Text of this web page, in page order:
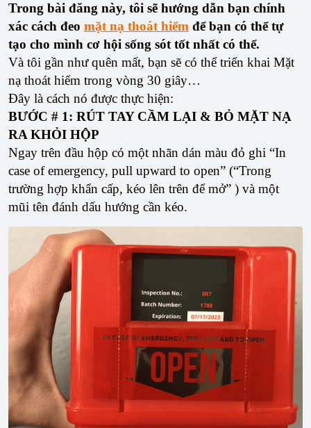
Trong bài đăng này, tôi sẽ hướng dẫn bạn chính
xác cách đeo mặt nạ thoát hiểm để bạn có thể tự
tạo cho mình cơ hội sống sót tốt nhất có thể.
Và tôi gần như quên mất, bạn sẽ có thể triển khai Mặt
nạ thoát hiểm trong vòng 30 giây…
Đây là cách nó được thực hiện:
BƯỚC # 1: RÚT TAY CẦM LẠI & BỎ MẶT NẠ
RA KHỎI HỘP
Ngay trên đầu hộp có một nhãn dán màu đỏ ghi “In
case of emergency, pull upward to open” (“Trong
trường hợp khẩn cấp, kéo lên trên để mở” ) và một
mũi tên đánh dấu hướng cần kéo.